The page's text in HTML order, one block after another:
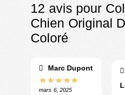
12 avis pour
Chien Original
Coloré
Marc Dupont
mars 6, 2025